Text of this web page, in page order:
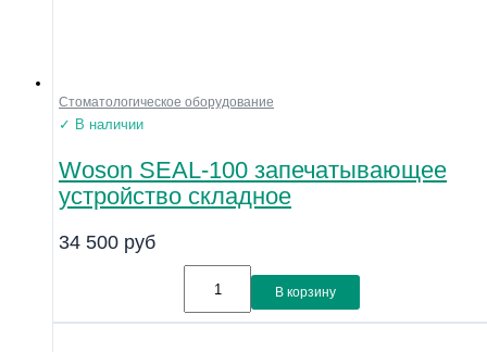
Стоматологическое оборудование
✓ В наличии
Woson SEAL-100 запечатывающее
устройство складное
34 500 руб
В корзину